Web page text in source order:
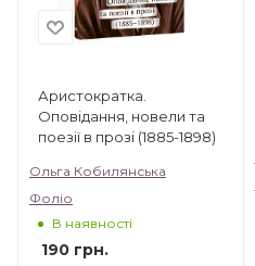
Аристократка.
Оповідання, новели та
поезії в прозі (1885-1898)
Ольга Кобилянська
Фоліо
В наявності
190 грн.